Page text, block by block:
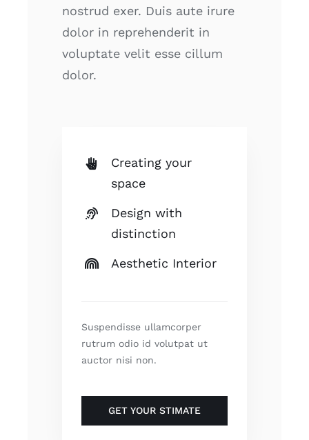
nostrud exer. Duis aute irure
dolor in reprehenderit in
voluptate velit esse cillum
dolor.
Creating your
space
Design with
distinction
Aesthetic Interior
Suspendisse ullamcorper
rutrum odio id volutpat ut
auctor nisi non.
GET YOUR STIMATE